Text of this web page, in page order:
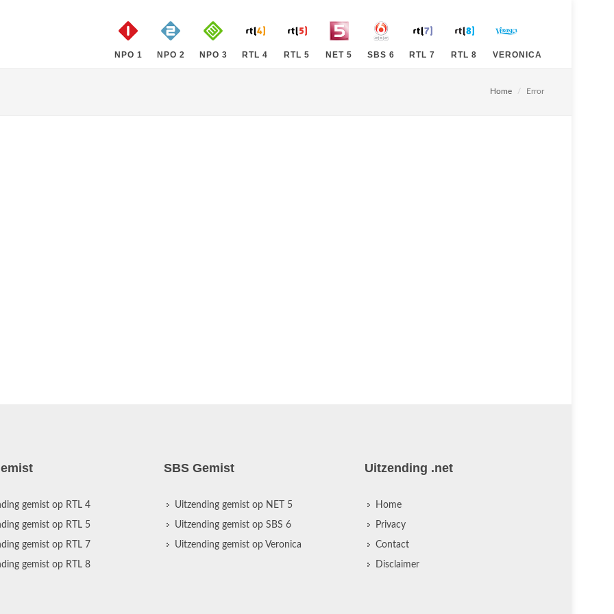
NPO 1 NPO 2 NPO 3 RTL 4 RTL 5 NET 5 SBS 6 RTL 7 RTL 8 VERONICA
Home Error
gemist op RTL 4
gemist op RTL 5
gemist op RTL 7
gemist op RTL 8
SBS Gemist
Uitzending gemist op NET 5
Uitzending gemist op SBS 6
Uitzending gemist op Veronica
Uitzending .net
Home
Privacy
Contact
Disclaimer